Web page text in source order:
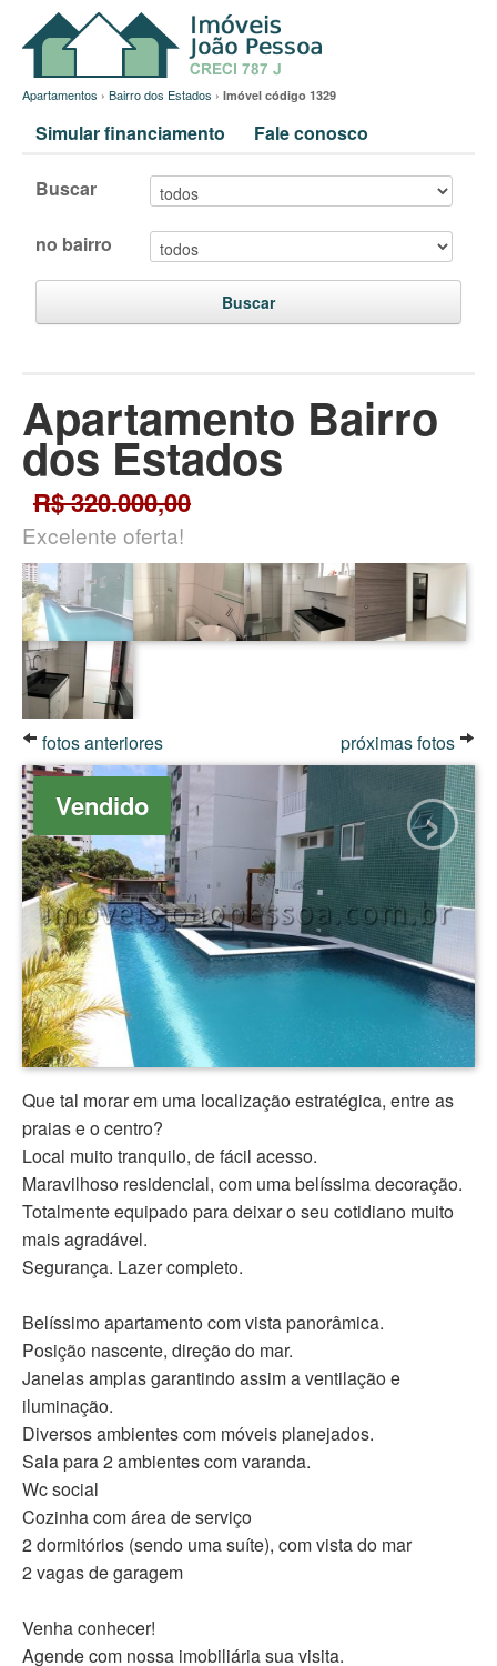
Apartamentos › Bairro dos Estados › Imóvel código 1329
Simular financiamento Fale conosco
Buscar
no bairro
Buscar
Apartamento Bairro
dos Estados
R$ 320.000,00
Excelente oferta!
fotos anteriores próximas fotos
›
Vendido
Que tal morar em uma localização estratégica, entre as
praias e o centro?
Local muito tranquilo, de fácil acesso.
Maravilhoso residencial, com uma belíssima decoração.
Totalmente equipado para deixar o seu cotidiano muito
mais agradável.
Segurança. Lazer completo.
Belíssimo apartamento com vista panorâmica.
Posição nascente, direção do mar.
Janelas amplas garantindo assim a ventilação e
iluminação.
Diversos ambientes com móveis planejados.
Sala para 2 ambientes com varanda.
Wc social
Cozinha com área de serviço
2 dormitórios (sendo uma suíte), com vista do mar
2 vagas de garagem
Venha conhecer!
Agende com nossa imobiliária sua visita.